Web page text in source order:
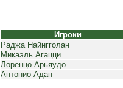
Игроки
Раджа Найнгголан
Микаэль Агацци
Лоренцо Арьяудо
Антонио Адан